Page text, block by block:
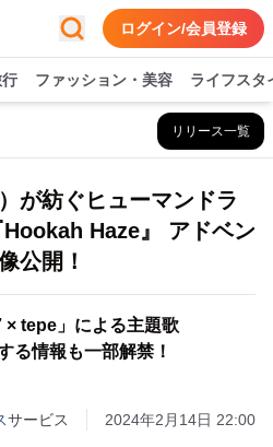
ログイン/会員登録
ファッション・美容 ライフスタ
リリース一覧
が紡ぐヒューマンドラ
Haze』 アドベン
公開！
× tepe」による主題歌
る情報も一部解禁！
サービス 2024年2月14日 22:00